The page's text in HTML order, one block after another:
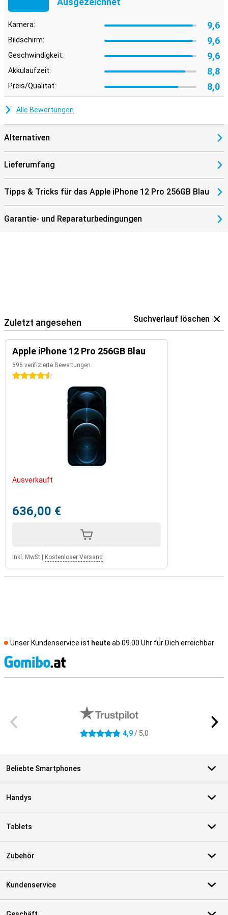
Kamera: 9,6
Bildschirm: 9,6
Geschwindigkeit: 9,6
Akkulaufzeit: 8,8
Preis/Qualität: 8,0
Alle Bewertungen
Alternativen
Lieferumfang
Tipps & Tricks für das Apple iPhone 12 Pro 256GB Blau
Garantie- und Reparaturbedingungen
Zuletzt angesehen Suchverlauf löschen
Apple iPhone 12 Pro 256GB Blau
696 verifizierte Bewertungen
4.5 Sterne
Ausverkauft
636,00 €
Inkl. MwSt Kostenloser Versand
Unser Kundenservice ist heuteab 09.00 Uhr für Dich erreichbar
4.9 Sterne 4,9/ 5,0
Beliebte Smartphones
Handys
Tablets
Zubehör
Kundenservice